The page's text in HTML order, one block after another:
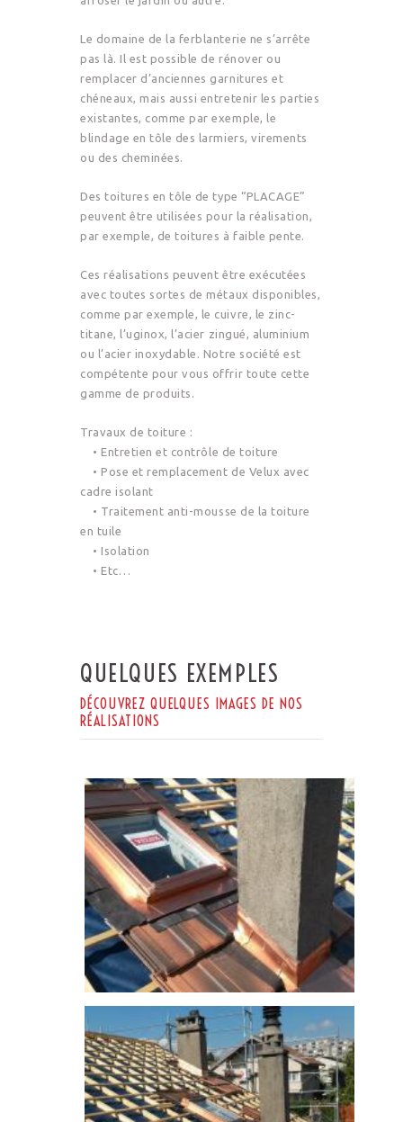
Le domaine de la ferblanterie ne s’arrête
pas là. Il est possible de rénover ou
remplacer d’anciennes garnitures et
chéneaux, mais aussi entretenir les parties
existantes, comme par exemple, le
blindage en tôle des larmiers, virements
ou des cheminées.
Des toitures en tôle de type “PLACAGE”
peuvent être utilisées pour la réalisation,
par exemple, de toitures à faible pente.
Ces réalisations peuvent être exécutées
avec toutes sortes de métaux disponibles,
comme par exemple, le cuivre, le zinc-
titane, l’uginox, l’acier zingué, aluminium
ou l’acier inoxydable. Notre société est
compétente pour vous offrir toute cette
gamme de produits.
Travaux de toiture :
• Entretien et contrôle de toiture
• Pose et remplacement de Velux avec
cadre isolant
• Traitement anti-mousse de la toiture
en tuile
• Isolation
• Etc…
QUELQUES EXEMPLES
DÉCOUVREZ QUELQUES IMAGES DE NOS
RÉALISATIONS